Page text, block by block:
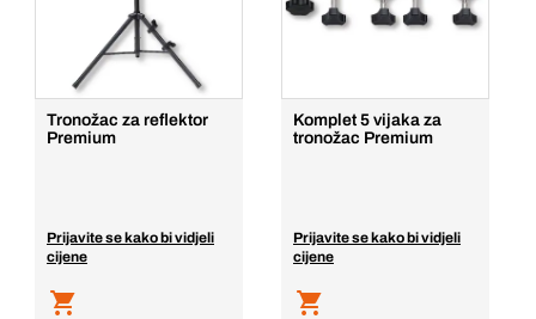
Komada
Dodaj u košaricu
Tronožac za reflektor
Premium
Prijavite se kako bi vidjeli
cijene
Komplet 5 vijaka za
tronožac Premium
Prijavite se kako bi vidjeli
cijene